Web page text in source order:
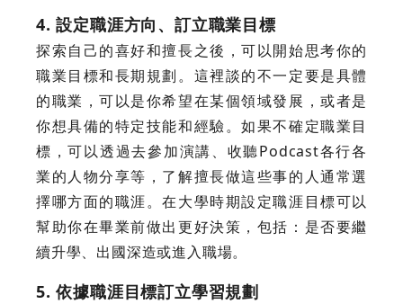
4. 設定職涯方向、訂立職業目標
探索自己的喜好和擅長之後，可以開始思考你的
職業目標和長期規劃。這裡談的不一定要是具體
的職業，可以是你希望在某個領域發展，或者是
你想具備的特定技能和經驗。如果不確定職業目
標，可以透過去參加演講、收聽Podcast各行各
業的人物分享等，了解擅長做這些事的人通常選
擇哪方面的職涯。在大學時期設定職涯目標可以
幫助你在畢業前做出更好決策，包括：是否要繼
續升學、出國深造或進入職場。
5. 依據職涯目標訂立學習規劃